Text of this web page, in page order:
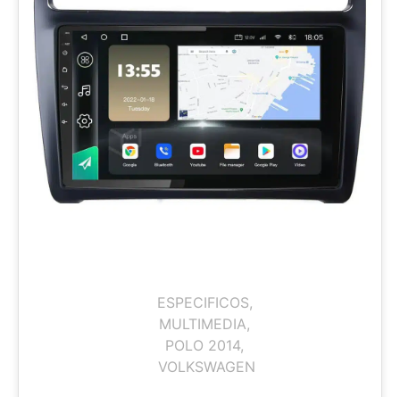
ESPECIFICOS,
MULTIMEDIA,
POLO 2014,
VOLKSWAGEN